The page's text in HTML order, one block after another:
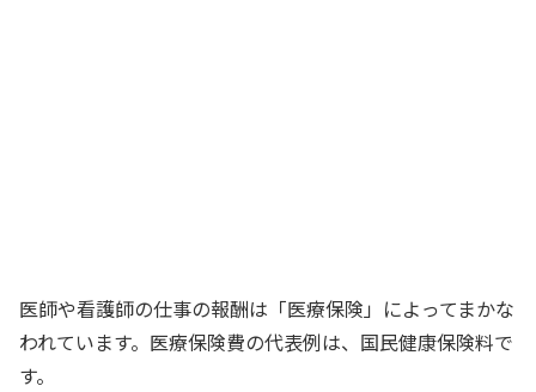
医師や看護師の仕事の報酬は「医療保険」によってまかな
われています。医療保険費の代表例は、国民健康保険料で
す。